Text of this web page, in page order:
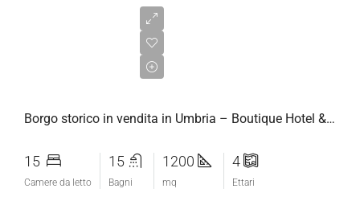
Borgo storico in vendita in Umbria – Boutique Hotel & Wedding Venue
15
Camere da letto
15
Bagni
1200
mq
4
Ettari